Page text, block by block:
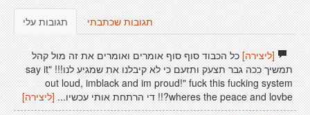
תגובות עלי תגובות שכתבתי
[ליצירה]כל הכבוד סוף סוף אומרים ואומרים את זה מול קהל
תמשיך ככה גבר תצעק ותזעם כי לא קיבלנו את שמגיע לנו!!! "say it
out loud, imblack and im proud!" fuck this fucking system
wheres the peace and lovbe?!! די הרתחת אותי עכשיו...
[ליצירה]